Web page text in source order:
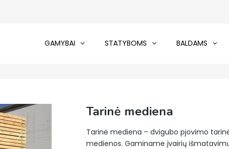
GAMYBAI STATYBOMS BALDAMS
Tarinė mediena
Tarinė mediena – dvigubo pjovimo
medienos. Gaminame įvairių